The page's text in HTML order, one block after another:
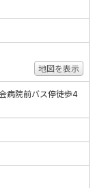
地図を表示
病院前バス停徒歩4